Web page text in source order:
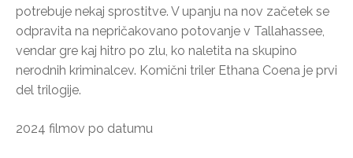
potrebuje nekaj sprostitve. V upanju na nov začetek se
odpravita na nepričakovano potovanje v Tallahassee,
vendar gre kaj hitro po zlu, ko naletita na skupino
nerodnih kriminalcev. Komični triler Ethana Coena je prvi
del trilogije.
2024 filmov po datumu